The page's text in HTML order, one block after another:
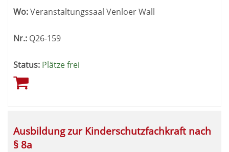
Wo:Veranstaltungssaal Venloer Wall
Nr.: Q26-159
Status: Plätze frei
Ausbildung zur Kinderschutzfachkraft nach
§ 8a